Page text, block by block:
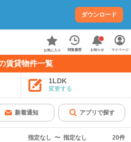
ダウンロード
お気に入り 閲覧履歴 お知らせ マイページ
賃貸物件一覧
1LDK
変更する
新着通知 アプリで探す
指定なし 〜 指定なし 20件